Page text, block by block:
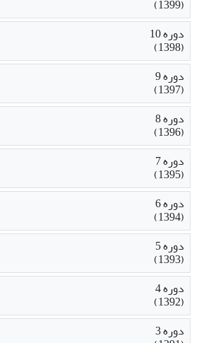
(1399)
دوره 10
(1398)
دوره 9
(1397)
دوره 8
(1396)
دوره 7
(1395)
دوره 6
(1394)
دوره 5
(1393)
دوره 4
(1392)
دوره 3